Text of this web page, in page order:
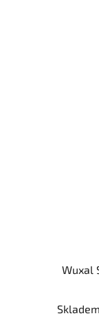
Wuxal